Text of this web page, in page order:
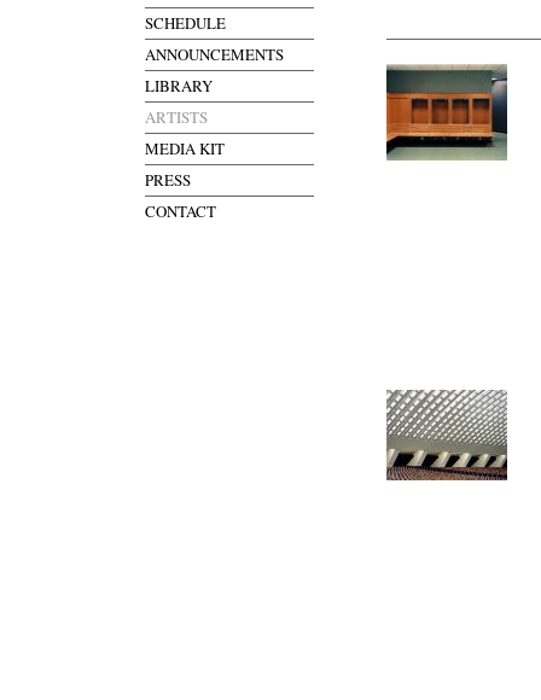
SCHEDULE
ANNOUNCEMENTS
LIBRARY
ARTISTS
MEDIA KIT
PRESS
CONTACT